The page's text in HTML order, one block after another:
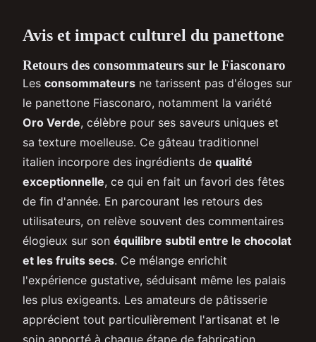
Avis et impact culturel du panettone
Retours des consommateurs sur le Fiasconaro
Les consommateurs ne tarissent pas d'éloges sur
le panettone Fiasconaro, notamment la variété
Oro Verde, célèbre pour ses saveurs uniques et
sa texture moelleuse. Ce gâteau traditionnel
italien incorpore des ingrédients de qualité
exceptionnelle, ce qui en fait un favori des fêtes
de fin d'année. En parcourant les retours des
utilisateurs, on relève souvent des commentaires
élogieux sur son équilibre subtil entre le chocolat
et les fruits secs. Ce mélange enrichit
l'expérience gustative, séduisant même les palais
les plus exigeants. Les amateurs de pâtisserie
apprécient tout particulièrement l'artisanat et le
soin apporté à chaque étape de fabrication,